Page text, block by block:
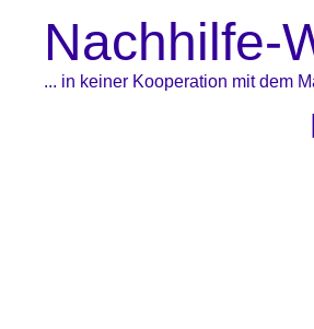
Nachhilfe-
... in keiner Kooperation mit dem